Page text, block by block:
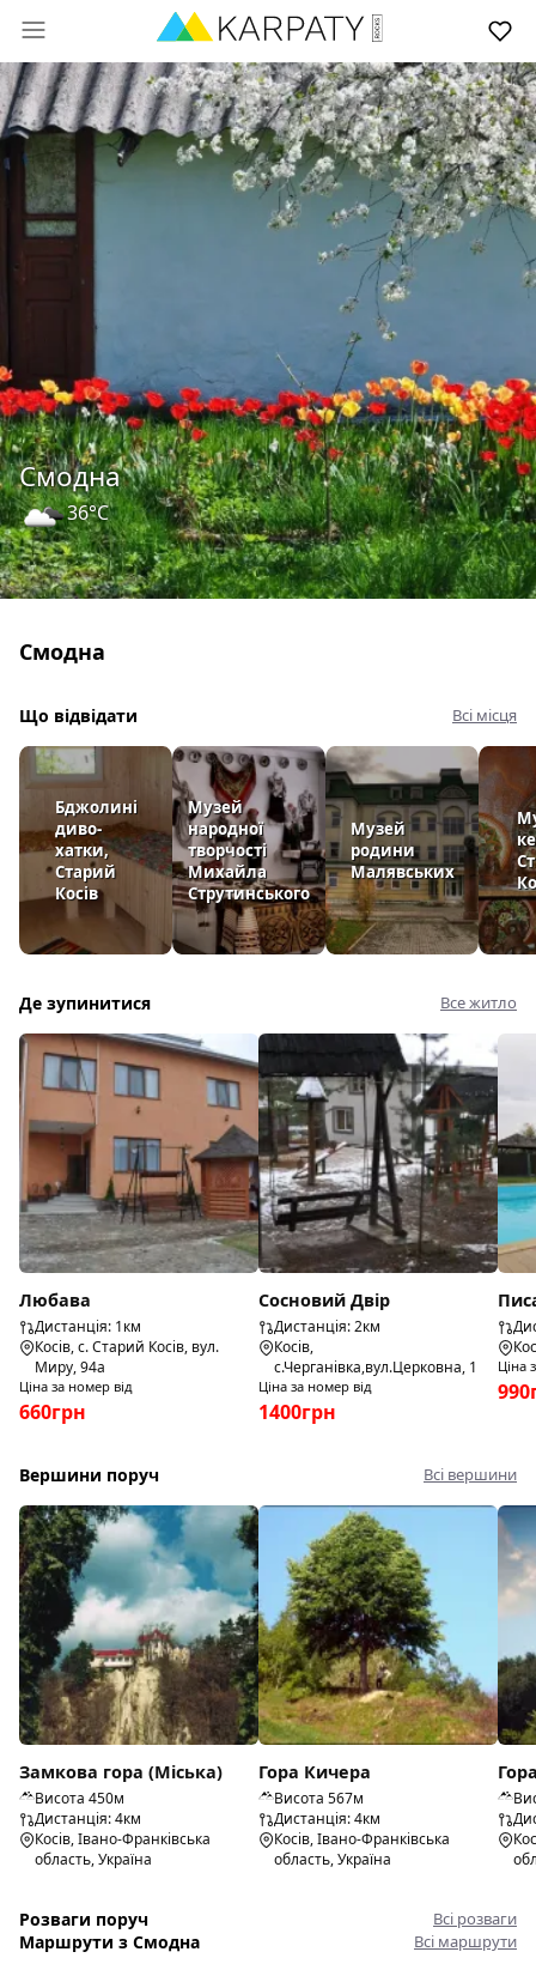
Смодна
36°C
Смодна
Що відвідати Всі місця
Бджолині
диво-
хатки,
Старий
Косів
Музей
народної
творчості
Михайла
Струтинського
Музей
родини
Малявських
Де зупинитися Все житло
Любава
Дистанція: 1км
Косів, с. Старий Косів, вул.
Миру, 94а
Ціна за номер від
660грн
Сосновий Двір
Дистанція: 2км
Косів,
с.Черганівка,вул.Церковна, 1
Ціна за номер від
1400грн
Ціна
Вершини поруч Всі вершини
Замкова гора (Міська)
Висота 450м
Дистанція: 4км
Косів, Івано-Франківська
область, Україна
Гора Кичера
Висота 567м
Дистанція: 4км
Косів, Івано-Франківська
область, Україна
Розваги поруч Всі розваги
Маршрути з Смодна Всі маршрути